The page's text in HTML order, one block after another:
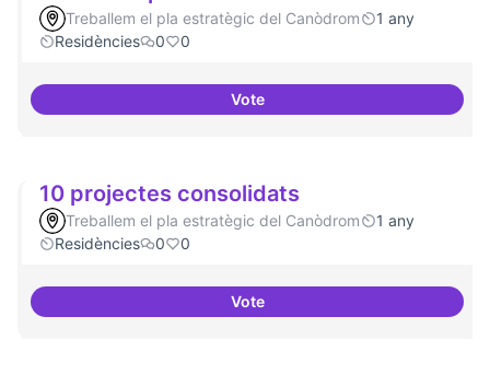
Treballem el pla estratègic del Canòdrom
1 any
Residències
0 0
VoteNivell d'implicació dels residents
10 projectes consolidats
Treballem el pla estratègic del Canòdrom
1 any
Residències
0 0
Vote10 projectes consolidats